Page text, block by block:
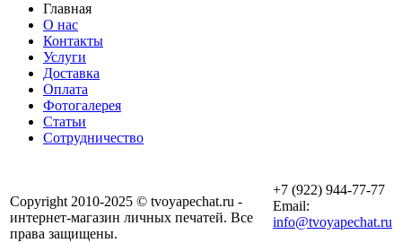
Главная
О нас
Контакты
Услуги
Доставка
Оплата
Фотогалерея
Статьи
Сотрудничество
Copyright 2010-2025 © tvoyapechat.ru -
интернет-магазин личных печатей. Все
права защищены.
+7 (922) 944-77-77
Email:
info@tvoyapechat.ru